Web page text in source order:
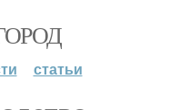
статьи